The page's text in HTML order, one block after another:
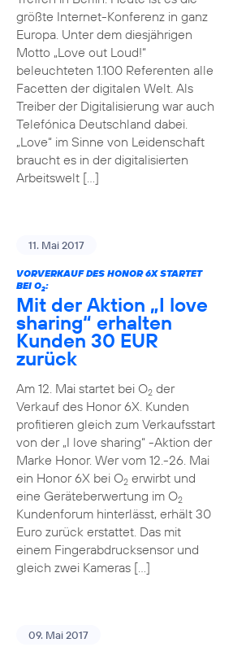
größte Internet-Konferenz in ganz
Europa. Unter dem diesjährigen
Motto „Love out Loud!“
beleuchteten 1.100 Referenten alle
Facetten der digitalen Welt. Als
Treiber der Digitalisierung war auch
Telefónica Deutschland dabei.
„Love“ im Sinne von Leidenschaft
braucht es in der digitalisierten
Arbeitswelt […]
11. Mai 2017
VORVERKAUF DES HONOR 6X STARTET
BEI O2:
Mit der Aktion „I love
sharing“ erhalten
Kunden 30 EUR
zurück
Am 12. Mai startet bei O2der
Verkauf des Honor 6X. Kunden
profitieren gleich zum Verkaufsstart
von der „I love sharing“ -Aktion der
Marke Honor. Wer vom 12.-26. Mai
ein Honor 6X bei O2erwirbt und
eine Geräteberwertung im O2
Kundenforum hinterlässt, erhält 30
Euro zurück erstattet. Das mit
einem Fingerabdrucksensor und
gleich zwei Kameras […]
09. Mai 2017